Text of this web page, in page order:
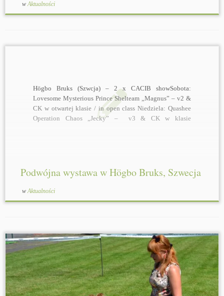
wAktualności
Högbo Bruks (Szwcja) – 2 x CACIB showSobota:
Lovesome Mysterious Prince Shelteam „Magnus” – v2 &
CK w otwartej klasie / in open class Niedziela: Quashee
Operation Chaos „Jecky” – v3 & CK w klasie
Podwójna wystawa w Högbo Bruks, Szwecja
wAktualności